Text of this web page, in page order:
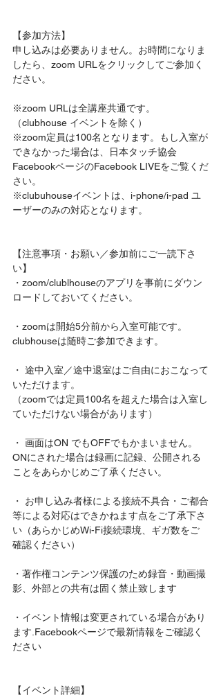
【参加方法】
申し込みは必要ありません。お時間になりま
したら、zoom URLをクリックしてご参加く
ださい。
※zoom URLは全講座共通です。
（clubhouse イベントを除く）
※zoom定員は100名となります。もし入室が
できなかった場合は、日本タッチ協会
FacebookページのFacebook LIVEをご覧くだ
さい。
※clubuhouseイベントは、i-phone/i-pad ユ
ーザーのみの対応となります。
【注意事項・お願い／参加前にご一読下さ
い】
・zoom/clublhouseのアプリを事前にダウン
ロードしておいてください。
・zoomは開始5分前から入室可能です。
clubhouseは随時ご参加できます。
・ 途中入室／途中退室はご自由におこなって
いただけます。
（zoomでは定員100名を超えた場合は入室し
ていただけない場合があります）
・ 画面はON でもOFFでもかまいません。
ONにされた場合は録画に記録、公開される
ことをあらかじめご了承ください。
・ お申し込み者様による接続不具合・ご都合
等による対応はできかねます点をご了承下さ
い（あらかじめWi-Fi接続環境、ギガ数をご
確認ください）
・著作権コンテンツ保護のため録音・動画撮
影、外部との共有は固く禁止致します
・イベント情報は変更されている場合があり
ます.Facebookページで最新情報をご確認く
ださい
【イベント詳細】